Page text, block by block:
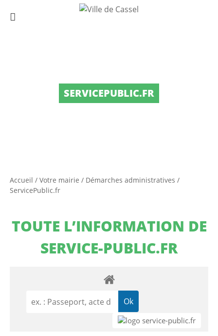
SERVICEPUBLIC.FR
Accueil / Votre mairie / Démarches administratives /
ServicePublic.fr
TOUTE L’INFORMATION DE
SERVICE-PUBLIC.FR